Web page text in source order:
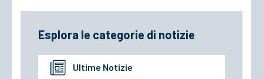
Esplora le categorie di notizie
Ultime Notizie